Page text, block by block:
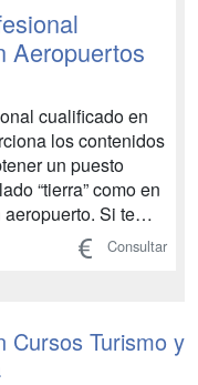
con las
aéreas en la
Aeropuertos
cualificado en
los contenidos
un puesto
“tierra” como en
aeropuerto. Si te
no será difícil
lo que
Consultar
Cursos Turismo y